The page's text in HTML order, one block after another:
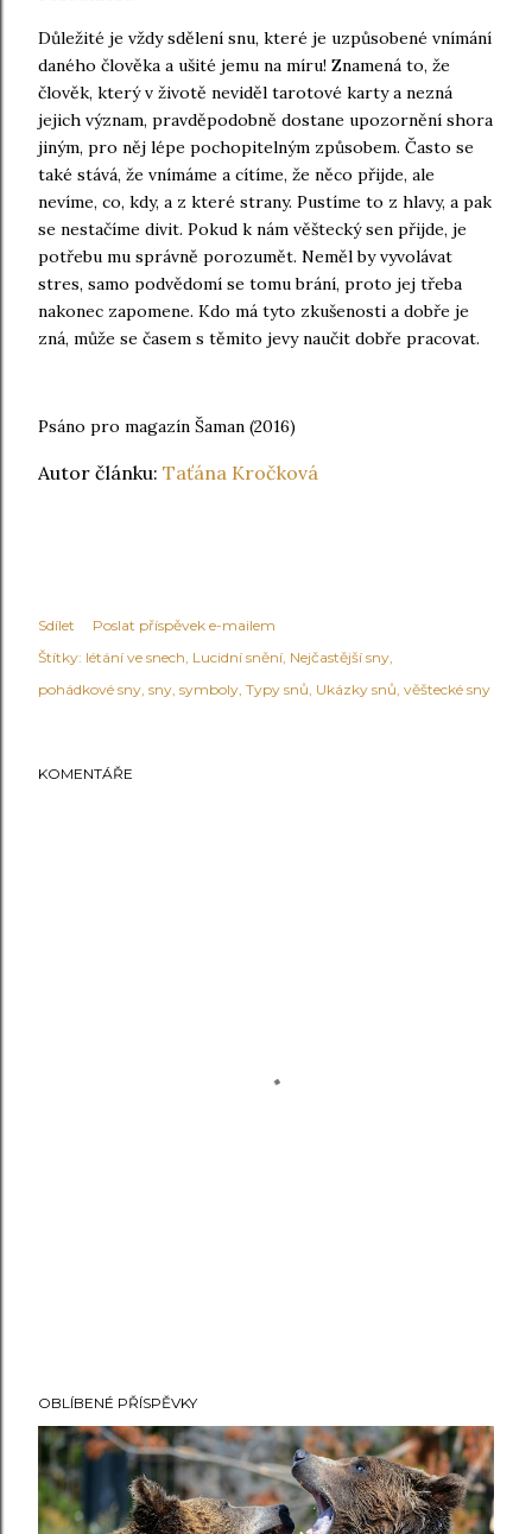
Důležité je vždy sdělení snu, které je uzpůsobené vnímání
daného člověka a ušité jemu na míru! Znamená to, že
člověk, který v životě neviděl tarotové karty a nezná
jejich význam, pravděpodobně dostane upozornění shora
jiným, pro něj lépe pochopitelným způsobem. Často se
také stává, že vnímáme a cítíme, že něco přijde, ale
nevíme, co, kdy, a z které strany. Pustíme to z hlavy, a pak
se nestačíme divit. Pokud k nám věštecký sen přijde, je
potřebu mu správně porozumět. Neměl by vyvolávat
stres, samo podvědomí se tomu brání, proto jej třeba
nakonec zapomene. Kdo má tyto zkušenosti a dobře je
zná, může se časem s těmito jevy naučit dobře pracovat.
Psáno pro magazín Šaman (2016)
Autor článku: Taťána Kročková
Sdílet
Poslat příspěvek e-mailem
Štítky: létání ve snech Lucidní snění Nejčastější sny
pohádkové sny sny symboly Typy snů Ukázky snů věštecké sny
KOMENTÁŘE
OBLÍBENÉ PŘÍSPĚVKY